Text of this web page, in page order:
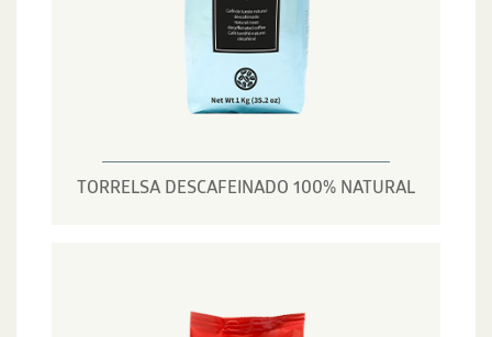
TORRELSA DESCAFEINADO 100% NATURAL